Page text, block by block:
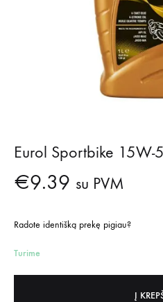
Eurol Sportbike 15W-
€9.39 su PVM
Radote identišką prekę pigiau?
Turime
Į